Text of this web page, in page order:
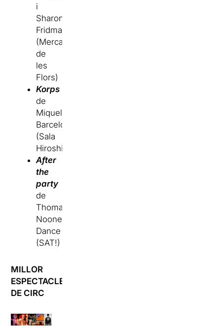
i
Sharon
Fridman
(Mercat
de
les
Flors)
Korps
de
Miquel
Barcelona
(Sala
Hiroshima)
After
the
party
de
Thomas
Noone
Dance
(SAT!)
MILLOR
ESPECTACLE
DE CIRC